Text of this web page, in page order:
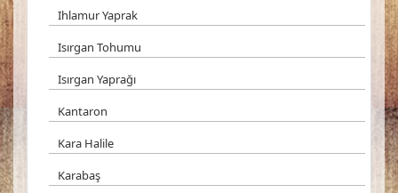
Ihlamur Yaprak
Isırgan Tohumu
Isırgan Yaprağı
Kantaron
Kara Halile
Karabaş